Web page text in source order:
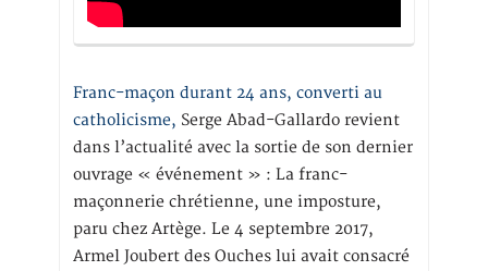
Franc-maçon durant 24 ans, converti au
catholicisme, Serge Abad-Gallardo revient
dans l’actualité avec la sortie de son dernier
ouvrage « événement » : La franc-
maçonnerie chrétienne, une imposture,
paru chez Artège. Le 4 septembre 2017,
Armel Joubert des Ouches lui avait consacré